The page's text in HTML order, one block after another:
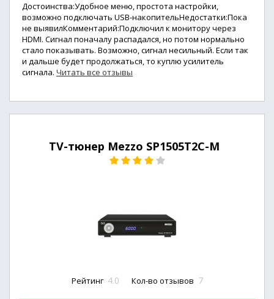
Достоинства:Удобное меню, простота настройки,
возможно подключать USB-накопительНедостатки:Пока
не выявилКомментарий:Подключил к монитору через
HDMI. Сигнал поначалу распадался, но потом нормально
стало показывать. Возможно, сигнал несильный. Если так
и дальше будет продолжаться, то куплю усилитель
сигнала. Читать все отзывы
TV-тюнер Mezzo SP1505T2C-M
Рейтинг 4.0 Кол-во отзывов 7